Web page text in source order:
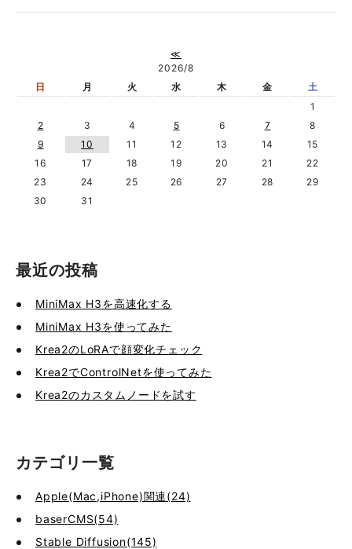
≪
2026/8
日
月 火 水 木 金
土
1
2
3 4 5 6 7
8
9
10 11 12 13 14
15
16
17 18 19 20 21
22
23
24 25 26 27 28
29
30
31
最近の投稿
MiniMax H3を高速化する
MiniMax H3を使ってみた
Krea2のLoRAで顔変化チェック
Krea2でControlNetを使ってみた
Krea2のカスタムノードを試す
カテゴリ一覧
Apple(Mac,iPhone)関連(24)
baserCMS(54)
Stable Diffusion(145)